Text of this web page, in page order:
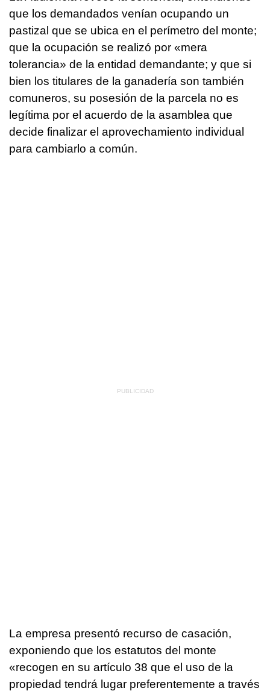
que los demandados venían ocupando un
pastizal que se ubica en el perímetro del monte;
que la ocupación se realizó por «mera
tolerancia» de la entidad demandante; y que si
bien los titulares de la ganadería son también
comuneros, su posesión de la parcela no es
legítima por el acuerdo de la asamblea que
decide finalizar el aprovechamiento individual
para cambiarlo a común.
La empresa presentó recurso de casación,
exponiendo que los estatutos del monte
«recogen en su artículo 38 que el uso de la
propiedad tendrá lugar preferentemente a través